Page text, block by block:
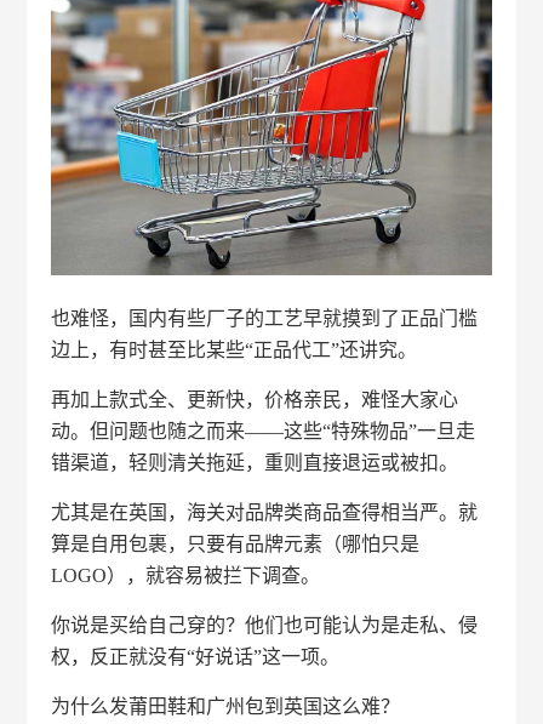
也难怪，国内有些厂子的工艺早就摸到了正品门槛
边上，有时甚至比某些“正品代工”还讲究。
再加上款式全、更新快，价格亲民，难怪大家心
动。但问题也随之而来——这些“特殊物品”一旦走
错渠道，轻则清关拖延，重则直接退运或被扣。
尤其是在英国，海关对品牌类商品查得相当严。就
算是自用包裹，只要有品牌元素（哪怕只是
LOGO），就容易被拦下调查。
你说是买给自己穿的？他们也可能认为是走私、侵
权，反正就没有“好说话”这一项。
为什么发莆田鞋和广州包到英国这么难？